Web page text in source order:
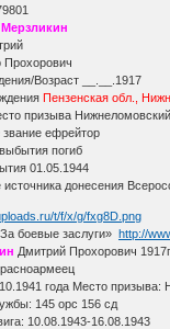
Мерзликин
Прохорович
Возраст __.__.1917
Пензенская обл.,
призыва
звание ефрейтор
погиб
01.05.1944
источника донесения
боевые заслуги»http://
Дмитрий Прохорович
года Место
145 орс 156 сд
10.08.1943-16.08.1943